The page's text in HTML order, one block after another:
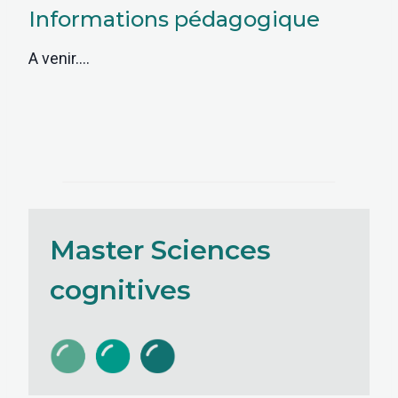
Informations pédagogique
A venir….
Master Sciences
cognitives